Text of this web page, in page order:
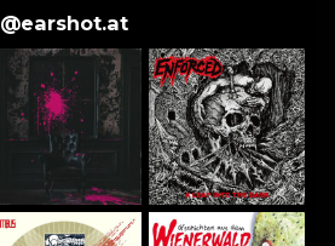
@earshot.at